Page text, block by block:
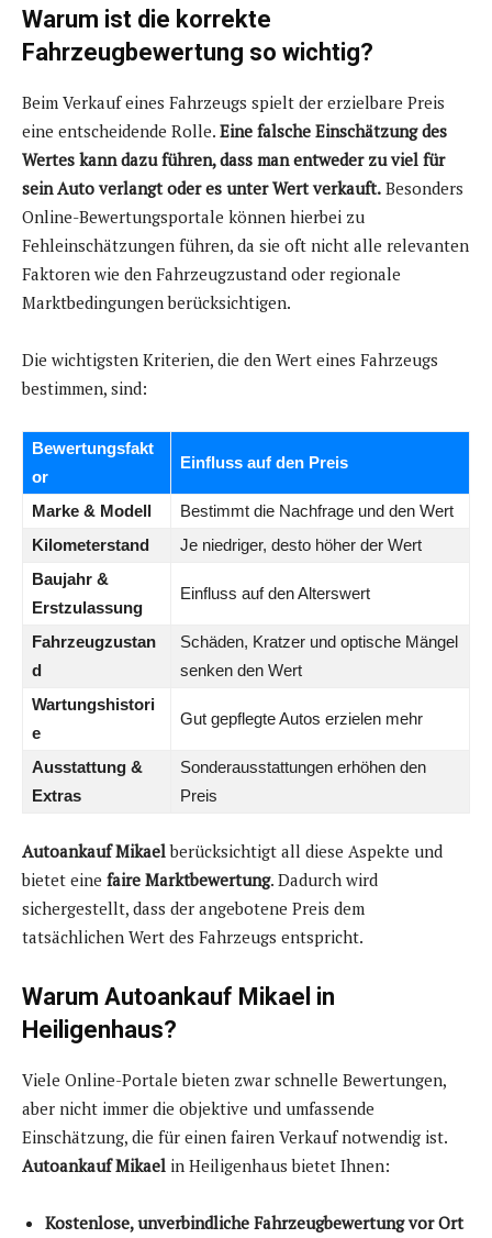
Warum ist die korrekte
Fahrzeugbewertung so wichtig?
Beim Verkauf eines Fahrzeugs spielt der erzielbare Preis
eine entscheidende Rolle. Eine falsche Einschätzung des
Wertes kann dazu führen, dass man entweder zu viel für
sein Auto verlangt oder es unter Wert verkauft. Besonders
Online-Bewertungsportale können hierbei zu
Fehleinschätzungen führen, da sie oft nicht alle relevanten
Faktoren wie den Fahrzeugzustand oder regionale
Marktbedingungen berücksichtigen.
Die wichtigsten Kriterien, die den Wert eines Fahrzeugs
bestimmen, sind:
Bewertungsfakt
or
Einfluss auf den Preis
Marke & Modell
Bestimmt die Nachfrage und den Wert
Kilometerstand
Je niedriger, desto höher der Wert
Baujahr &
Erstzulassung
Einfluss auf den Alterswert
Fahrzeugzustan
d
Schäden, Kratzer und optische Mängel
senken den Wert
Wartungshistori
e
Gut gepflegte Autos erzielen mehr
Ausstattung &
Extras
Sonderausstattungen erhöhen den
Preis
Autoankauf Mikaelberücksichtigt all diese Aspekte und
bietet eine faire Marktbewertung. Dadurch wird
sichergestellt, dass der angebotene Preis dem
tatsächlichen Wert des Fahrzeugs entspricht.
Warum Autoankauf Mikael in
Heiligenhaus?
Viele Online-Portale bieten zwar schnelle Bewertungen,
aber nicht immer die objektive und umfassende
Einschätzung, die für einen fairen Verkauf notwendig ist.
Autoankauf Mikael in Heiligenhaus bietet Ihnen:
Kostenlose, unverbindliche Fahrzeugbewertung vor Ort